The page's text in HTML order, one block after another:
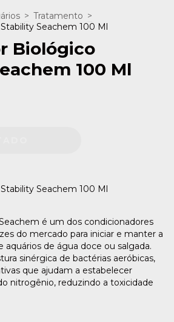
> Tratamento >
Seachem 100 Ml
Biológico
100 Ml
Seachem 100 Ml
é um dos condicionadores
do mercado para iniciar e manter a
de água doce ou salgada.
sinérgica de bactérias aeróbicas,
que ajudam a estabelecer
nitrogênio, reduzindo a toxicidade